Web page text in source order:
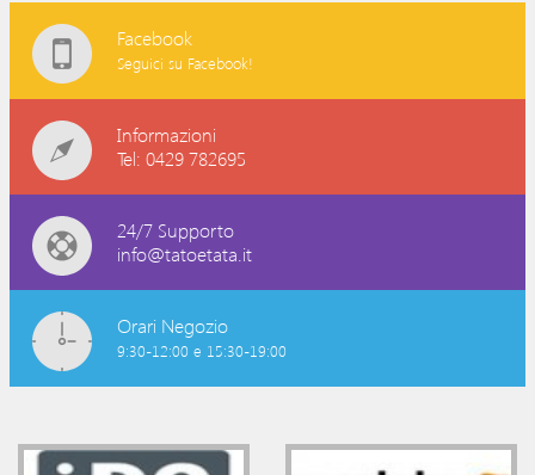
Facebook
Seguici su Facebook!
Informazioni
Tel: 0429 782695
24/7 Supporto
info@tatoetata.it
Orari Negozio
9:30-12:00 e 15:30-19:00